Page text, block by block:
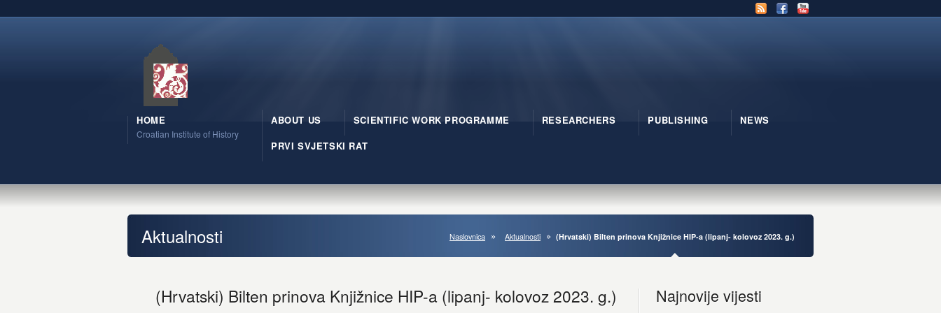
HOME
Croatian Institute of History
ABOUT US SCIENTIFIC WORK PROGRAMME RESEARCHERS PUBLISHING
NEWS
PRVI SVJETSKI RAT
Aktualnosti Naslovnica Aktualnosti (Hrvatski) Bilten prinova Knjižnice HIP-a (lipanj- kolovoz 2023. g.)
(Hrvatski) Bilten prinova Knjižnice HIP-a (lipanj- kolovoz 2023. g.) Najnovije vijesti